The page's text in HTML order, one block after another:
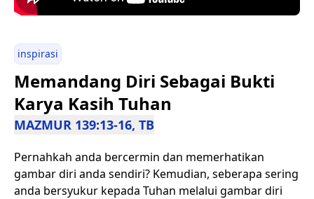
inspirasi
Memandang Diri Sebagai Bukti
Karya Kasih Tuhan
MAZMUR 139:13-16, TB
Pernahkah anda bercermin dan memerhatikan
gambar diri anda sendiri? Kemudian, seberapa sering
anda bersyukur kepada Tuhan melalui gambar diri